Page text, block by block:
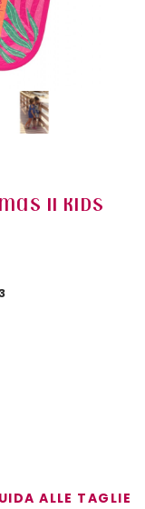
II KIDS
ALLE TAGLIE